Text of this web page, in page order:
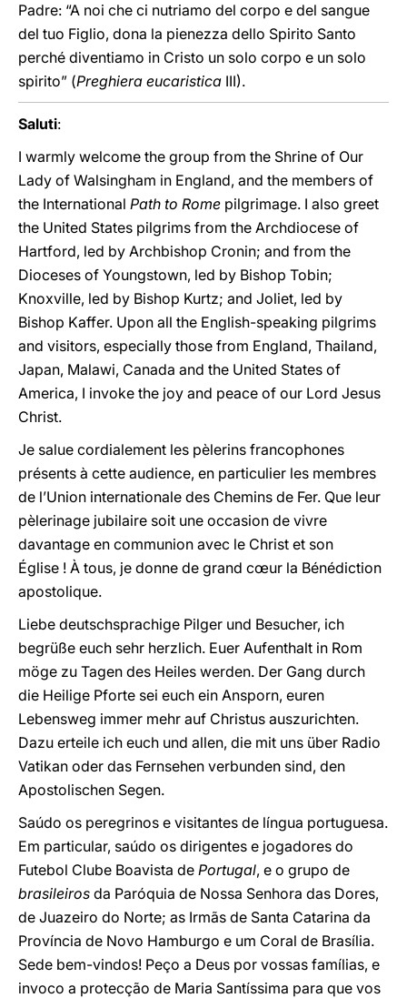
Padre: “A noi che ci nutriamo del corpo e del sangue
del tuo Figlio, dona la pienezza dello Spirito Santo
perché diventiamo in Cristo un solo corpo e un solo
spirito” (Preghiera eucaristica III).
Saluti:
I warmly welcome the group from the Shrine of Our
Lady of Walsingham in England, and the members of
the International Path to Rome pilgrimage. I also greet
the United States pilgrims from the Archdiocese of
Hartford, led by Archbishop Cronin; and from the
Dioceses of Youngstown, led by Bishop Tobin;
Knoxville, led by Bishop Kurtz; and Joliet, led by
Bishop Kaffer. Upon all the English-speaking pilgrims
and visitors, especially those from England, Thailand,
Japan, Malawi, Canada and the United States of
America, I invoke the joy and peace of our Lord Jesus
Christ.
Je salue cordialement les pèlerins francophones
présents à cette audience, en particulier les membres
de l’Union internationale des Chemins de Fer. Que leur
pèlerinage jubilaire soit une occasion de vivre
davantage en communion avec le Christ et son
Église ! À tous, je donne de grand cœur la Bénédiction
apostolique.
Liebe deutschsprachige Pilger und Besucher, ich
begrüße euch sehr herzlich. Euer Aufenthalt in Rom
möge zu Tagen des Heiles werden. Der Gang durch
die Heilige Pforte sei euch ein Ansporn, euren
Lebensweg immer mehr auf Christus auszurichten.
Dazu erteile ich euch und allen, die mit uns über Radio
Vatikan oder das Fernsehen verbunden sind, den
Apostolischen Segen.
Saúdo os peregrinos e visitantes de língua portuguesa.
Em particular, saúdo os dirigentes e jogadores do
Futebol Clube Boavista de Portugal, e o grupo de
brasileiros da Paróquia de Nossa Senhora das Dores,
de Juazeiro do Norte; as Irmãs de Santa Catarina da
Província de Novo Hamburgo e um Coral de Brasília.
Sede bem-vindos! Peço a Deus por vossas famílias, e
invoco a protecção de Maria Santíssima para que vos